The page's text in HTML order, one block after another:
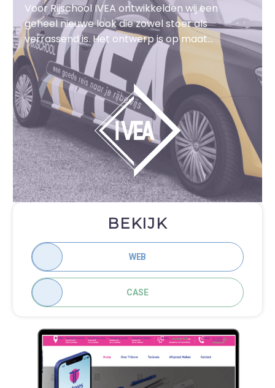
BEKIJK
WEB
CASE
Voor Rijschool IVEA ontwikkelden wij een
geheel nieuwe look die zowel stoer als
verrassend is. Het ontwerp is op maat
gemaakt op basis van het logo en de huisstijl.